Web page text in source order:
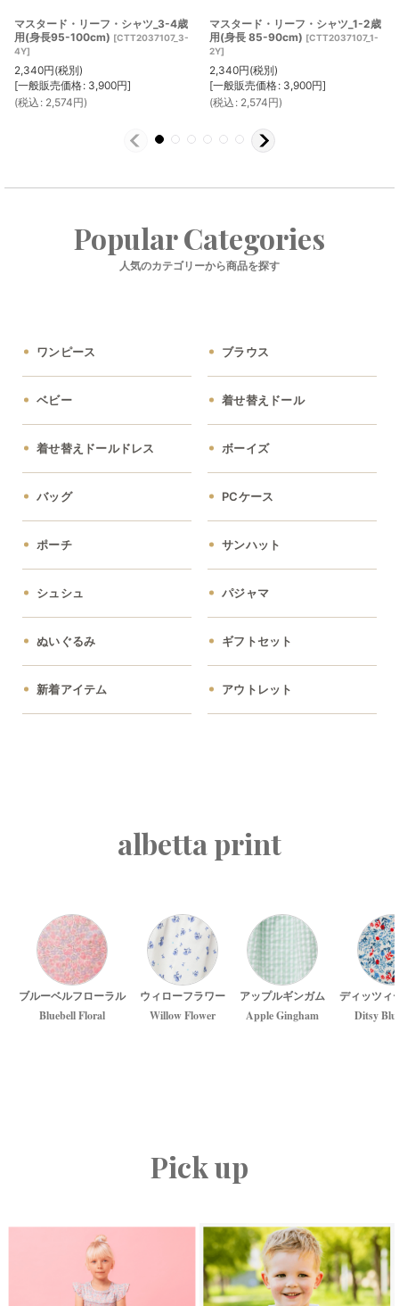
マスタード・リーフ・シャツ_3-4歳
用(身長95-100cm) [CTT2037107_3-
4Y]
2,340円(税別)
[一般販売価格: 3,900円]
(税込 : 2,574円)
マスタード・リーフ・シャツ_1-2歳
用(身長 85-90cm) [CTT2037107_1-
2Y]
2,340円(税別)
[一般販売価格: 3,900円]
(税込 : 2,574円)
Popular Categories
人気のカテゴリーから商品を探す
ワンピース ブラウス
ベビー 着せ替えドール
着せ替えドールドレス ボーイズ
バッグ PCケース
ポーチ サンハット
シュシュ パジャマ
ぬいぐるみ ギフトセット
新着アイテム アウトレット
albetta print
ブルーベルフローラル
Bluebell Floral
ウィローフラワー
Willow Flower
アップルギンガム
Apple Gingham
ディッツィ
Ditsy
Pick up